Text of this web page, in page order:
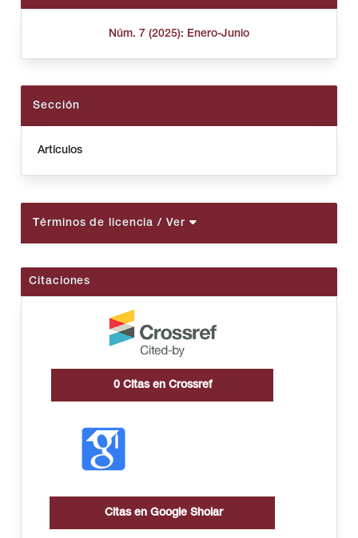
Núm. 7 (2025): Enero-Junio
Sección
Artículos
Términos de licencia/ Ver
Citaciones
0Citas en Crossref
Citas en Google Sholar